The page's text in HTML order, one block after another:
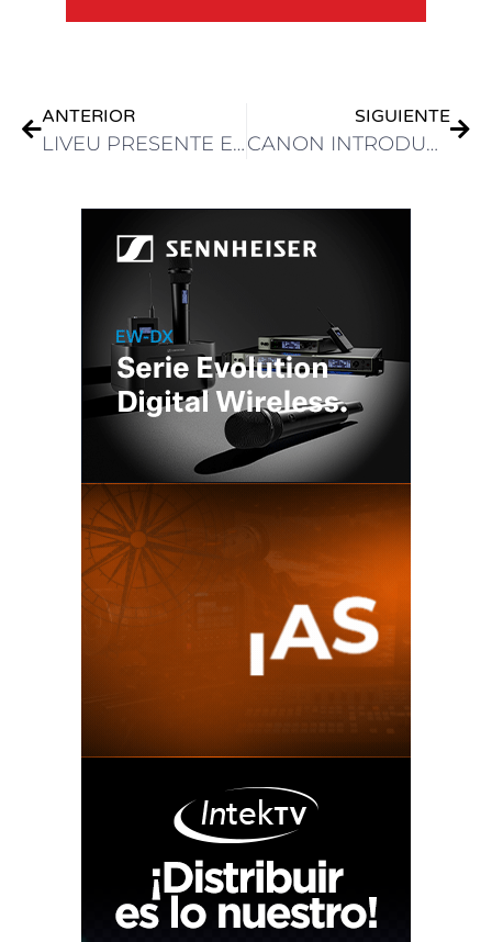
ANTERIOR
LIVEU PRESENTE EN SET EXPO 2024 JUNTO A SUS TRES DISTRIBUIDORES UCAN, 2LIVE Y MERLIN
SIGUIENTE
CANON INTRODUCE EN SET EXPO SU NUEVA CÁMARA CINEMA EOS C400 CON RESOLUCIÓN 6K Y MONTURA RF